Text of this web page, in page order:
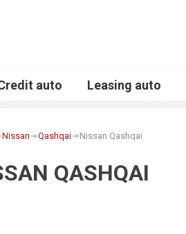
auto Leasing auto
Nissan Qashqai Nissan Qashqai
QASHQAI